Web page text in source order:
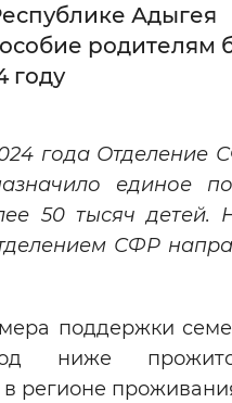
между буквами
сайта
Инверсивный
Выключены
Адыгея
родителям
году
года Отделение
единое
50 тысяч детей.
СФР
поддержки
ниже
регионе